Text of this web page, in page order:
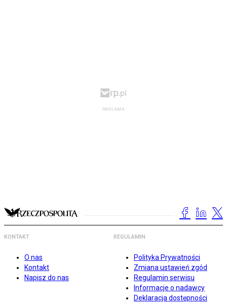
KONTAKT
O nas
Kontakt
Napisz do nas
REGULAMIN
Polityka Prywatności
Zmiana ustawień zgód
Regulamin serwisu
Informacje o nadawcy
Deklaracja dostępności